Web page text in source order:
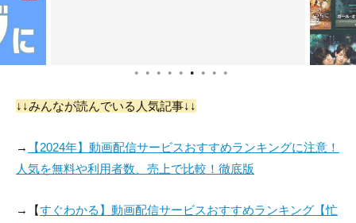
役：Malcolm 役：Emily Morgan
● ● ● ● ● ● ● ● ●
↓↓みんなが読んでいる人気記事↓↓
→
【2024年】動画配信サービスおすすめランキングに注意！
人気を無料や利用者数、売上で比較！徹底版
→【すぐわかる】動画配信サービスおすすめランキング【忙